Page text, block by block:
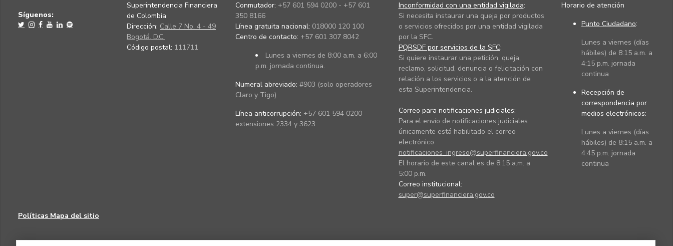
Síguenos:
Superintendencia Financiera
de Colombia
Dirección: Calle 7 No. 4 - 49
Bogotá, D.C.
Código postal: 111711
Conmutador: +57 601 594 0200 - +57 601
350 8166
Línea gratuita nacional: 018000 120 100
Centro de contacto: +57 601 307 8042
Lunes a viernes de 8:00 a.m. a 6:00
p.m. jornada continua.
Numeral abreviado: #903 (solo operadores
Claro y Tigo)
Línea anticorrupción: +57 601 594 0200
extensiones 2334 y 3623
Inconformidad con una entidad vigilada:
Si necesita instaurar una queja por productos
o servicios ofrecidos por una entidad vigilada
por la SFC.
PQRSDF por servicios de la SFC:
Si quiere instaurar una petición, queja,
reclamo, solicitud, denuncia o felicitación con
relación a los servicios o a la atención de
esta Superintendencia.
Correo para notificaciones judiciales:
Para el envío de notificaciones judiciales
únicamente está habilitado el correo
electrónico
notificaciones_ingreso@superfinanciera.gov.co
El horario de este canal es de 8:15 a.m. a
5:00 p.m.
Correo institucional:
super@superfinanciera.gov.co
Horario de atención
Punto Ciudadano:
Lunes a viernes (días
hábiles) de 8:15 a.m. a
4:15 p.m. jornada
continua
Recepción de
correspondencia por
medios electrónicos:
Lunes a viernes (días
hábiles) de 8:15 a.m. a
4:45 p.m. jornada
continua
Políticas Mapa del sitio